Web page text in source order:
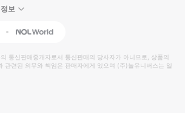
보
Interpark Global
통신판매중개자로서 통신판매의 당사자가 아니므로, 상품의
관련된 의무와 책임은 판매자에게 있으며 (주)놀유니버스는 일